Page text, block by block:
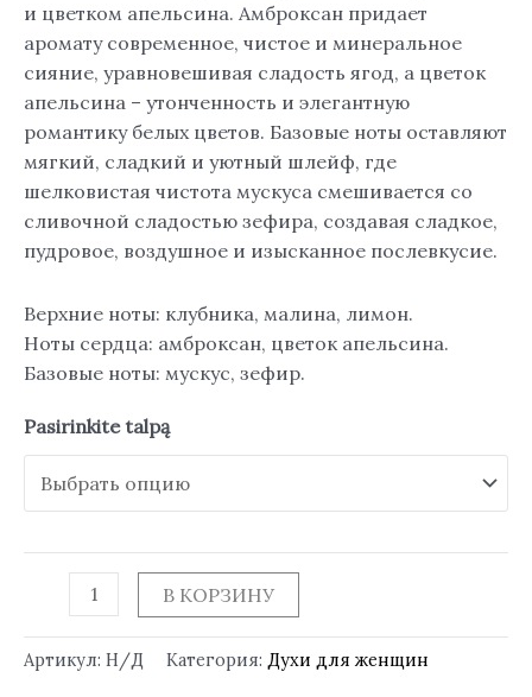
и цветком апельсина. Амброксан придает
аромату современное, чистое и минеральное
сияние, уравновешивая сладость ягод, а цветок
апельсина – утонченность и элегантную
романтику белых цветов. Базовые ноты оставляют
мягкий, сладкий и уютный шлейф, где
шелковистая чистота мускуса смешивается со
сливочной сладостью зефира, создавая сладкое,
пудровое, воздушное и изысканное послевкусие.
Верхние ноты: клубника, малина, лимон.
Ноты сердца: амброксан, цветок апельсина.
Базовые ноты: мускус, зефир.
Pasirinkite talpą
В КОРЗИНУ
Артикул: Н/Д Категория: Духи для женщин